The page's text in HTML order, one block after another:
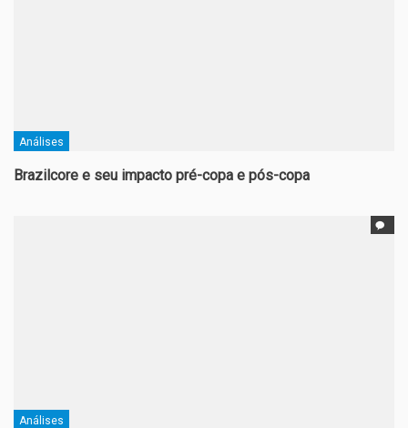
Análises
Brazilcore e seu impacto pré-copa e pós-copa
Análises